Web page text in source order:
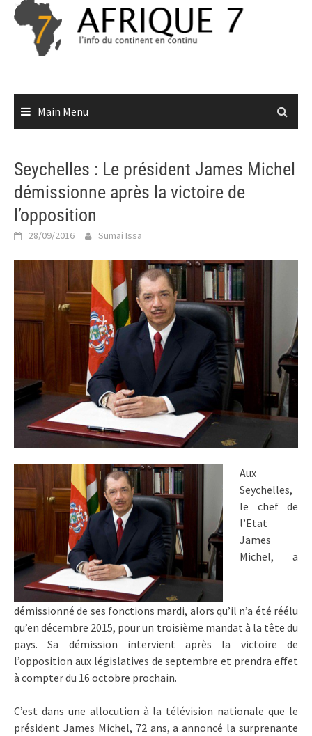
Skip
content
Main Menu
Seychelles : Le président James Michel
démissionne après la victoire de
l’opposition
28/09/2016 Sumai Issa
Aux
Seychelles,
le chef de
l’Etat
James
Michel, a
démissionné de ses fonctions mardi, alors qu’il n’a été réélu
qu’en décembre 2015, pour un troisième mandat à la tête du
pays. Sa démission intervient après la victoire de
l’opposition aux législatives de septembre et prendra effet
à compter du 16 octobre prochain.
C’est dans une allocution à la télévision nationale que le
président James Michel, 72 ans, a annoncé la surprenante